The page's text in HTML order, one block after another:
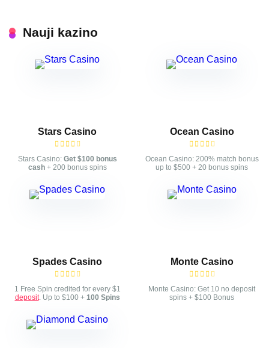
Nauji kazino
Stars Casino
Stars Casino: Get $100 bonus
cash+ 200 bonus spins
Ocean Casino
Ocean Casino: 200% match bonus
up to $500 + 20 bonus spins
Spades Casino
1 Free Spin credited for every $1
deposit. Up to $100 + 100 Spins
Monte Casino
Monte Casino: Get 10 no deposit
spins + $100 Bonus